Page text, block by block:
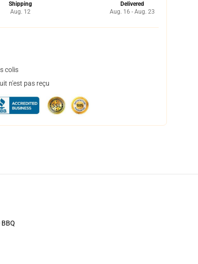
Shipping
Aug. 12
Delivered
Aug. 16 - Aug. 23
colis
n'est pas reçu